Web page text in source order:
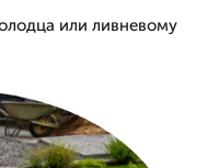
или ливневому